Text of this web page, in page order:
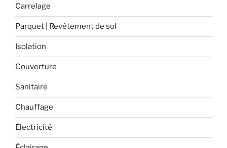
bureaux
open-
Carrelage
Parquet | Revêtement de sol
Isolation
Couverture
Sanitaire
Chauffage
Électricité